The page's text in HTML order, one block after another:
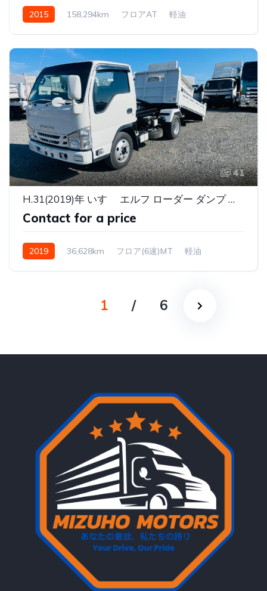
2015 158,294km フロアAT 軽油
41
H.31(2019)年 いすゞ エルフ ローダー ダンプ ダンプ ローダー ダンプ 3000KG ホワイト 走行36,628km
Contact for a price
2019 36,628km フロア(6速)MT 軽油
1 / 6